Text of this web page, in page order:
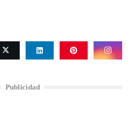
Publicidad